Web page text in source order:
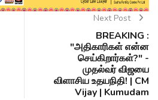
Next Post
BREAKING :
"அதிகாரிகள் என்ன
செய்கிறார்கள்?" -
முதல்வர் விஜயை
விளாசிய உதயநிதி! | CM
Vijay | Kumudam